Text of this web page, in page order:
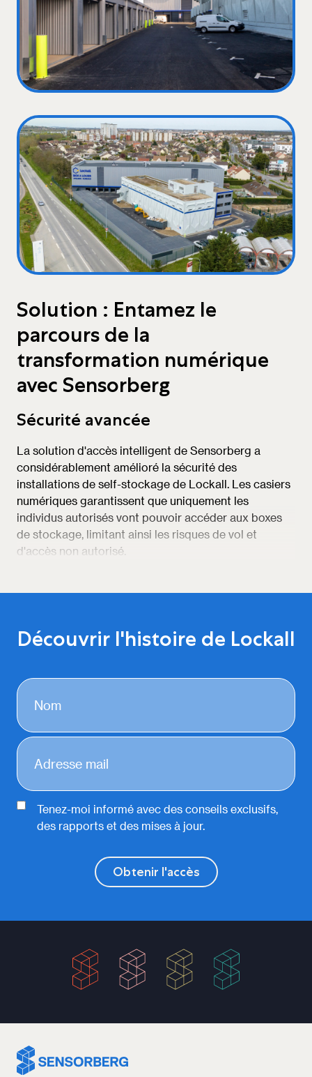
Solution : Entamez le
parcours de la
transformation numérique
avec Sensorberg
Sécurité avancée
La solution d'accès intelligent de Sensorberg a
considérablement amélioré la sécurité des
installations de self-stockage de Lockall. Les casiers
numériques garantissent que uniquement les
individus autorisés vont pouvoir accéder aux boxes
de stockage, limitant ainsi les risques de vol et
d'accès non autorisé.
Découvrir l'histoire de Lockall
Tenez-moi informé avec des conseils exclusifs,
des rapports et des mises à jour.